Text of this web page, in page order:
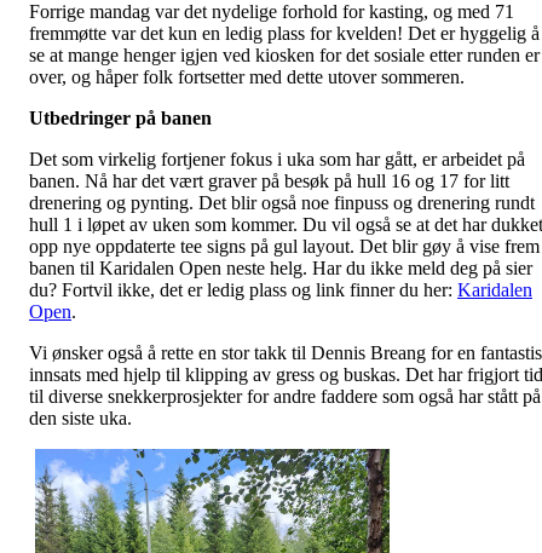
Forrige mandag var det nydelige forhold for kasting, og med 71
fremmøtte var det kun en ledig plass for kvelden! Det er hyggelig å
se at mange henger igjen ved kiosken for det sosiale etter runden er
over, og håper folk fortsetter med dette utover sommeren.
Utbedringer på banen
Det som virkelig fortjener fokus i uka som har gått, er arbeidet på
banen. Nå har det vært graver på besøk på hull 16 og 17 for litt
drenering og pynting. Det blir også noe finpuss og drenering rundt
hull 1 i løpet av uken som kommer. Du vil også se at det har dukket
opp nye oppdaterte tee signs på gul layout. Det blir gøy å vise frem
banen til Karidalen Open neste helg. Har du ikke meld deg på sier
du? Fortvil ikke, det er ledig plass og link finner du her: Karidalen
Open.
Vi ønsker også å rette en stor takk til Dennis Breang for en
innsats med hjelp til klipping av gress og buskas. Det har frigjort tid
til diverse snekkerprosjekter for andre faddere som også har stått på
den siste uka.